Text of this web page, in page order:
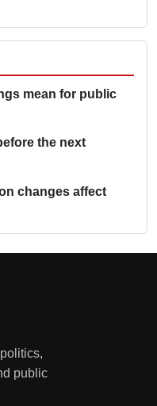
mean for public
the next
changes affect
public